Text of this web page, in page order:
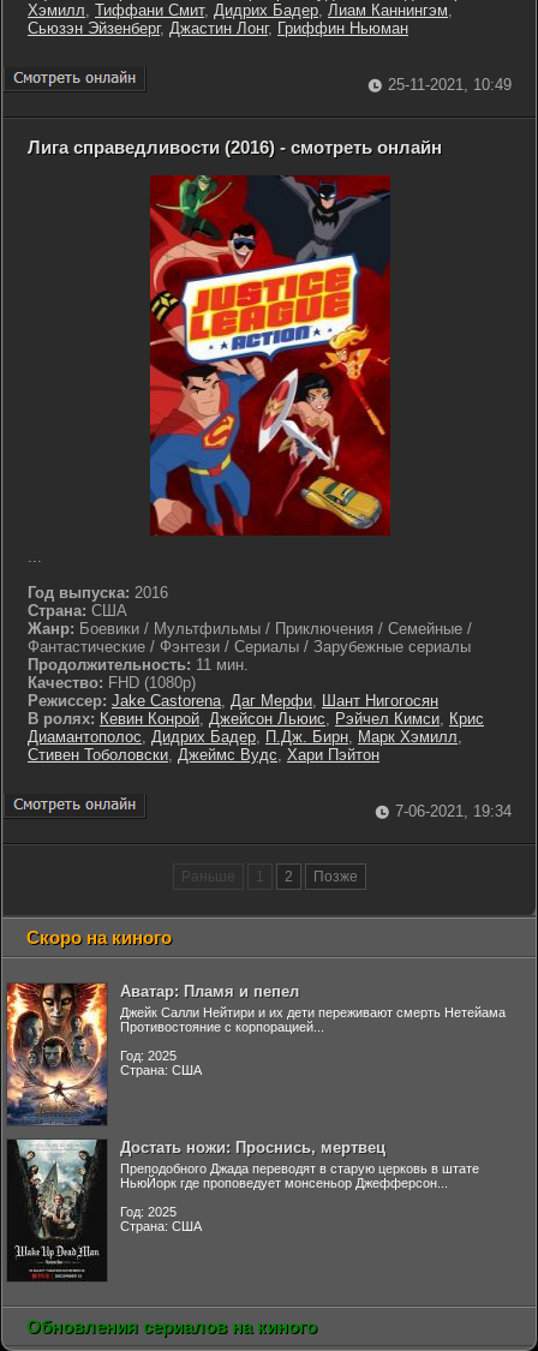
Хэмилл, Тиффани Смит, Дидрих Бадер, Лиам Каннингэм,
Сьюзэн Эйзенберг, Джастин Лонг, Гриффин Ньюман
25-11-2021, 10:49
Лига справедливости (2016) - смотреть онлайн
...
Год выпуска: 2016
Страна: США
Жанр: Боевики / Мультфильмы / Приключения / Семейные /
Фантастические / Фэнтези / Сериалы / Зарубежные сериалы
Продолжительность: 11 мин.
Качество: FHD (1080p)
Режиссер: Jake Castorena, Даг Мерфи, Шант Нигогосян
В ролях: Кевин Конрой, Джейсон Льюис, Рэйчел Кимси, Крис
Диамантополос, Дидрих Бадер, П.Дж. Бирн, Марк Хэмилл,
Стивен Тоболовски, Джеймс Вудс, Хари Пэйтон
7-06-2021, 19:34
Раньше 2 Позже
Скоро на киного
Аватар: Пламя и пепел
Джейк Салли Нейтири и их дети переживают смерть Нетейама
Противостояние с корпорацией...
Год: 2025
Страна: США
Достать ножи: Проснись, мертвец
Преподобного Джада переводят в старую церковь в штате
НьюЙорк где проповедует монсеньор Джефферсон...
Год: 2025
Страна: США
Обновления сериалов на киного